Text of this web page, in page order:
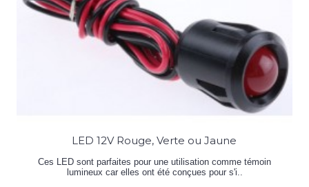
LED 12V Rouge, Verte ou Jaune
Ces LED sont parfaites pour une utilisation comme témoin
lumineux car elles ont été conçues pour s'i..